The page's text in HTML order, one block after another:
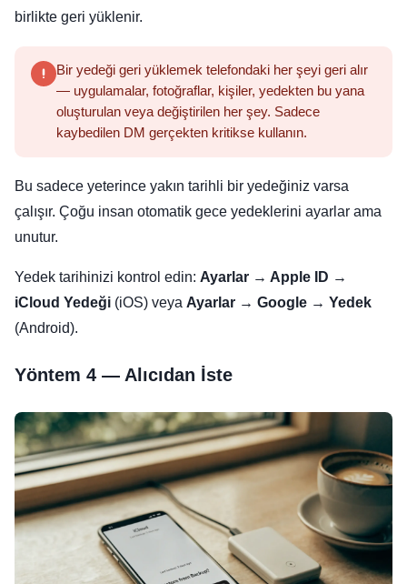
birlikte geri yüklenir.
Bir yedeği geri yüklemek telefondaki her şeyi geri alır
— uygulamalar, fotoğraflar, kişiler, yedekten bu yana
oluşturulan veya değiştirilen her şey. Sadece
kaybedilen DM gerçekten kritikse kullanın.
Bu sadece yeterince yakın tarihli bir yedeğiniz varsa
çalışır. Çoğu insan otomatik gece yedeklerini ayarlar ama
unutur.
Yedek tarihinizi kontrol edin: Ayarlar → Apple ID →
iCloud Yedeği (iOS) veya Ayarlar → Google → Yedek
(Android).
Yöntem 4 — Alıcıdan İste